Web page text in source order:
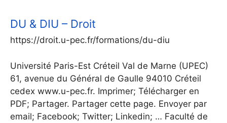
DU & DIU – Droit
https://droit.u-pec.fr/formations/du-diu
Université Paris-Est Créteil Val de Marne (UPEC)
61, avenue du Général de Gaulle 94010 Créteil
cedex www.u-pec.fr. Imprimer; Télécharger en
PDF; Partager. Partager cette page. Envoyer par
email; Facebook; Twitter; Linkedin; … Faculté de